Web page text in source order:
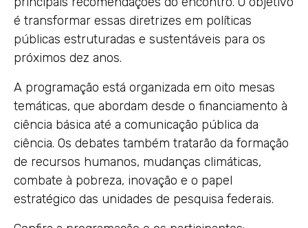
é transformar essas diretrizes em políticas
públicas estruturadas e sustentáveis para os
próximos dez anos.
A programação está organizada em oito mesas
temáticas, que abordam desde o financiamento à
ciência básica até a comunicação pública da
ciência. Os debates também tratarão da formação
de recursos humanos, mudanças climáticas,
combate à pobreza, inovação e o papel
estratégico das unidades de pesquisa federais.